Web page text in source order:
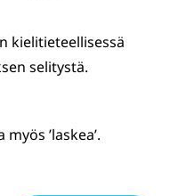
kielitieteellisessä
selitystä.
’laskea’.